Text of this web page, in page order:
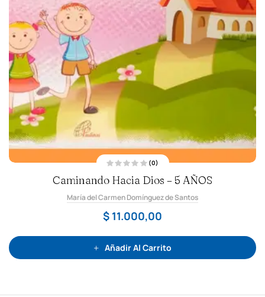
a
l
r
a
d
o
n
0
d
(0)
Caminando Hacia Dios – 5 AÑOS
María del Carmen Domínguez de Santos
$ 11.000,00
Añadir Al Carrito